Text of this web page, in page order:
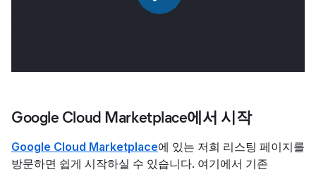
Google Cloud Marketplace에서 시작
Google Cloud Marketplace에 있는 저희 리스팅 페이지를
방문하면 쉽게 시작하실 수 있습니다. 여기에서 기존